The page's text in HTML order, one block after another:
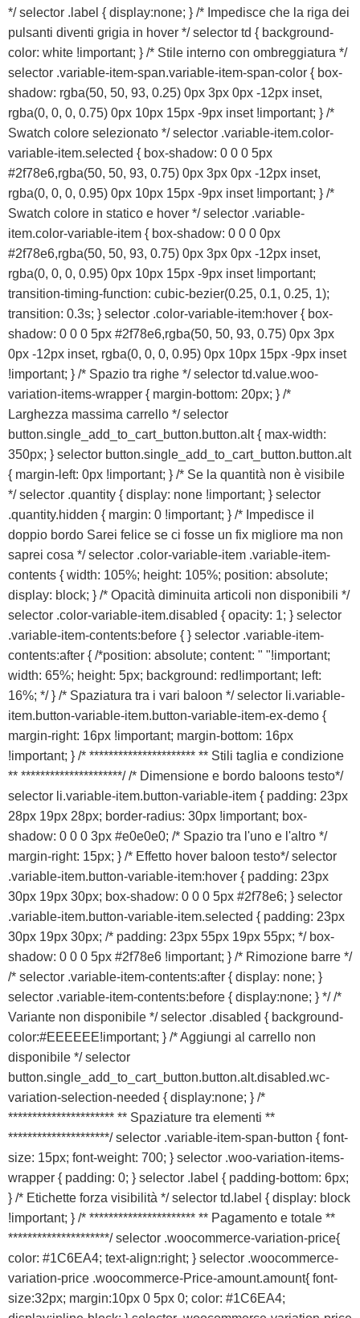
*/ selector .label { display:none; } /* Impedisce che la riga dei
pulsanti diventi grigia in hover */ selector td { background-
color: white !important; } /* Stile interno con ombreggiatura */
selector .variable-item-span.variable-item-span-color { box-
shadow: rgba(50, 50, 93, 0.25) 0px 3px 0px -12px inset,
rgba(0, 0, 0, 0.75) 0px 10px 15px -9px inset !important; } /*
Swatch colore selezionato */ selector .variable-item.color-
variable-item.selected { box-shadow: 0 0 0 5px
#2f78e6,rgba(50, 50, 93, 0.75) 0px 3px 0px -12px inset,
rgba(0, 0, 0, 0.95) 0px 10px 15px -9px inset !important; } /*
Swatch colore in statico e hover */ selector .variable-
item.color-variable-item { box-shadow: 0 0 0 0px
#2f78e6,rgba(50, 50, 93, 0.75) 0px 3px 0px -12px inset,
rgba(0, 0, 0, 0.95) 0px 10px 15px -9px inset !important;
transition-timing-function: cubic-bezier(0.25, 0.1, 0.25, 1);
transition: 0.3s; } selector .color-variable-item:hover { box-
shadow: 0 0 0 5px #2f78e6,rgba(50, 50, 93, 0.75) 0px 3px
0px -12px inset, rgba(0, 0, 0, 0.95) 0px 10px 15px -9px inset
!important; } /* Spazio tra righe */ selector td.value.woo-
variation-items-wrapper { margin-bottom: 20px; } /*
Larghezza massima carrello */ selector
button.single_add_to_cart_button.button.alt { max-width:
350px; } selector button.single_add_to_cart_button.button.alt
{ margin-left: 0px !important; } /* Se la quantità non è visibile
*/ selector .quantity { display: none !important; } selector
.quantity.hidden { margin: 0 !important; } /* Impedisce il
doppio bordo Sarei felice se ci fosse un fix migliore ma non
saprei cosa */ selector .color-variable-item .variable-item-
contents { width: 105%; height: 105%; position: absolute;
display: block; } /* Opacità diminuita articoli non disponibili */
selector .color-variable-item.disabled { opacity: 1; } selector
.variable-item-contents:before { } selector .variable-item-
contents:after { /*position: absolute; content: " "!important;
width: 65%; height: 5px; background: red!important; left:
16%; */ } /* Spaziatura tra i vari baloon */ selector li.variable-
item.button-variable-item.button-variable-item-ex-demo {
margin-right: 16px !important; margin-bottom: 16px
!important; } /* ********************** ** Stili taglia e condizione
** *********************/ /* Dimensione e bordo baloons testo*/
selector li.variable-item.button-variable-item { padding: 23px
28px 19px 28px; border-radius: 30px !important; box-
shadow: 0 0 0 3px #e0e0e0; /* Spazio tra l'uno e l'altro */
margin-right: 15px; } /* Effetto hover baloon testo*/ selector
.variable-item.button-variable-item:hover { padding: 23px
30px 19px 30px; box-shadow: 0 0 0 5px #2f78e6; } selector
.variable-item.button-variable-item.selected { padding: 23px
30px 19px 30px; /* padding: 23px 55px 19px 55px; */ box-
shadow: 0 0 0 5px #2f78e6 !important; } /* Rimozione barre */
/* selector .variable-item-contents:after { display: none; }
selector .variable-item-contents:before { display:none; } */ /*
Variante non disponibile */ selector .disabled { background-
color:#EEEEEE!important; } /* Aggiungi al carrello non
disponibile */ selector
button.single_add_to_cart_button.button.alt.disabled.wc-
variation-selection-needed { display:none; } /*
********************** ** Spaziature tra elementi **
*********************/ selector .variable-item-span-button { font-
size: 15px; font-weight: 700; } selector .woo-variation-items-
wrapper { padding: 0; } selector .label { padding-bottom: 6px;
} /* Etichette forza visibilità */ selector td.label { display: block
!important; } /* ********************** ** Pagamento e totale **
*********************/ selector .woocommerce-variation-price{
color: #1C6EA4; text-align:right; } selector .woocommerce-
variation-price .woocommerce-Price-amount.amount{ font-
size:32px; margin:10px 0 5px 0; color: #1C6EA4;